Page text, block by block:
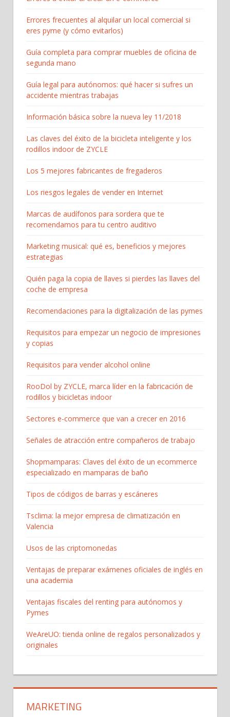
Errores frecuentes al alquilar un local comercial si
eres pyme (y cómo evitarlos)
Guía completa para comprar muebles de oficina de
segunda mano
Guía legal para autónomos: qué hacer si sufres un
accidente mientras trabajas
Información básica sobre la nueva ley 11/2018
Las claves del éxito de la bicicleta inteligente y los
rodillos indoor de ZYCLE
Los 5 mejores fabricantes de fregaderos
Los riesgos legales de vender en Internet
Marcas de audífonos para sordera que te
recomendamos para tu centro auditivo
Marketing musical: qué es, beneficios y mejores
estrategias
Quién paga la copia de llaves si pierdes las llaves del
coche de empresa
Recomendaciones para la digitalización de las pymes
Requisitos para empezar un negocio de impresiones
y copias
Requisitos para vender alcohol online
RooDol by ZYCLE, marca líder en la fabricación de
rodillos y bicicletas indoor
Sectores e-commerce que van a crecer en 2016
Señales de atracción entre compañeros de trabajo
Shopmamparas: Claves del éxito de un ecommerce
especializado en mamparas de baño
Tipos de códigos de barras y escáneres
Tsclima: la mejor empresa de climatización en
Valencia
Usos de las criptomonedas
Ventajas de preparar exámenes oficiales de inglés en
una academia
Ventajas fiscales del renting para autónomos y
Pymes
WeAreUO: tienda online de regalos personalizados y
originales
MARKETING